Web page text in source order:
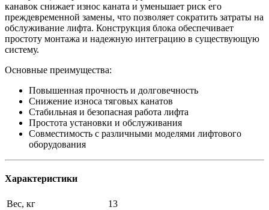
канавок снижает износ каната и уменьшает риск его
преждевременной замены, что позволяет сократить затраты на
обслуживание лифта. Конструкция блока обеспечивает
простоту монтажа и надежную интеграцию в существующую
систему.
Основные преимущества:
Повышенная прочность и долговечность
Снижение износа тяговых канатов
Стабильная и безопасная работа лифта
Простота установки и обслуживания
Совместимость с различными моделями лифтового
оборудования
Характеристики
Вес, кг
13